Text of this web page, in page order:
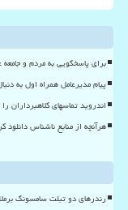
برای پاسخگویی به مردم و جامعه
پیام مدیرعامل همراه اول به
اندروید تماسهای کلاهبرداران
هرآنچه از منابع ناشناس دانلود
رندرهای دو تبلت سامسونگ